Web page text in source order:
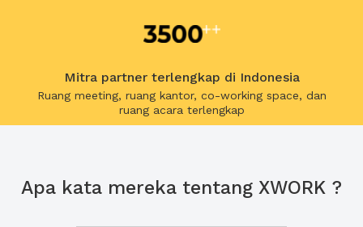
Mitra partner terlengkap di Indonesia
Ruang meeting, ruang kantor, co-working space, dan
ruang acara terlengkap
Apa kata mereka tentang XWORK ?